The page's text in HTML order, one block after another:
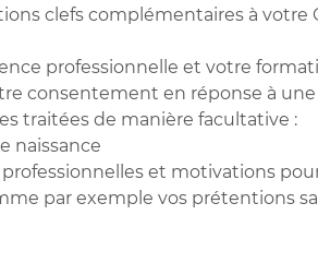
clefs complémentaires à
professionnelle et votre
consentement en réponse à
traitées de manière facultative :
naissance
et motivations
par exemple vos prétentions